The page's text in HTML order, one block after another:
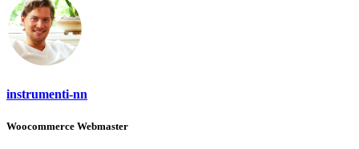
instrumenti-nn
Woocommerce Webmaster